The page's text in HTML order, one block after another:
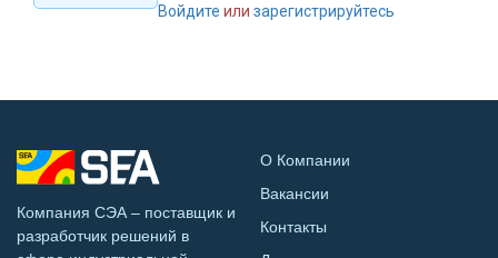
Войдите илизарегистрируйтесь
Компания СЭА – поставщик и
разработчик решений в
О Компании
Вакансии
Контакты